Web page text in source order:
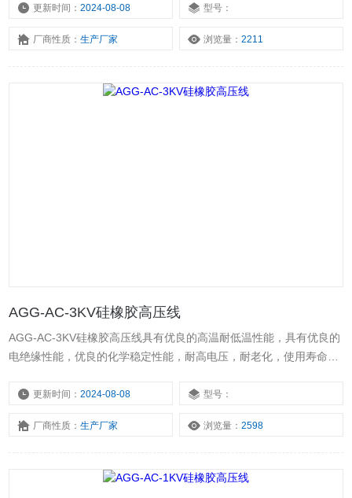
台、电视机、微波炉、霓红灯、仪器仪表内部高压、安装连接用电子
更新时间：2024-08-08 型号：
厂商性质：生产厂家 浏览量：2211
AGG-AC-3KV硅橡胶高压线
AGG-AC-3KV硅橡胶高压线具有优良的高温耐低温性能，具有优良的
电绝缘性能，优良的化学稳定性能，耐高电压，耐老化，使用寿命
台、电视机、微波炉、霓红灯、仪器仪表内部高压、安装连接用电子
更新时间：2024-08-08 型号：
厂商性质：生产厂家 浏览量：2598